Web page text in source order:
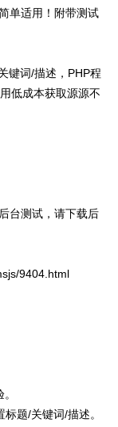
单适用！附带测试
键词/描述，PHP程
低成本获取源源不
台测试，请下载后
9404.html
题/关键词/描述。